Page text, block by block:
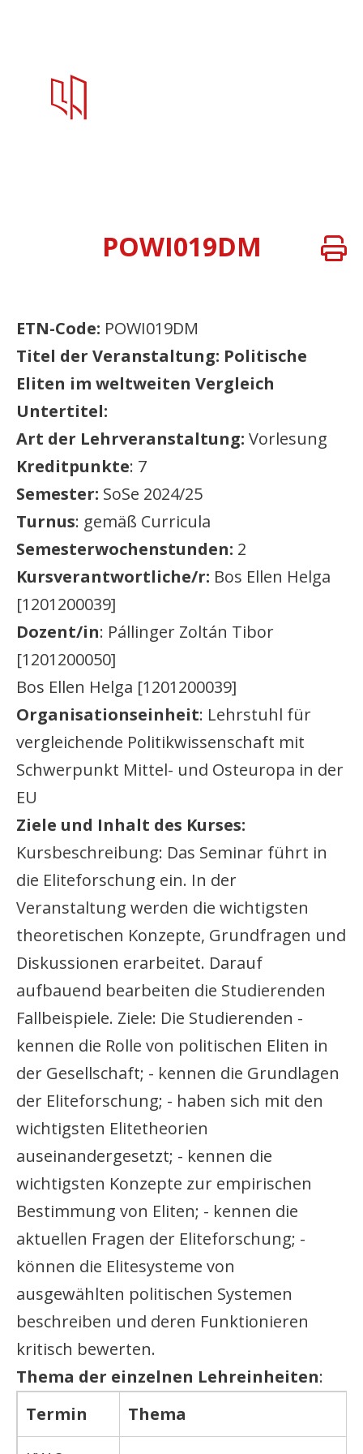
POWI019DM
ETN-Code: POWI019DM
Titel der Veranstaltung: Politische
Eliten im weltweiten Vergleich
Untertitel:
Art der Lehrveranstaltung: Vorlesung
Kreditpunkte: 7
Semester: SoSe 2024/25
Turnus: gemäß Curricula
Semesterwochenstunden: 2
Kursverantwortliche/r: Bos Ellen Helga
[1201200039]
Dozent/in: Pállinger Zoltán Tibor
[1201200050]
Bos Ellen Helga [1201200039]
Organisationseinheit: Lehrstuhl für
vergleichende Politikwissenschaft mit
Schwerpunkt Mittel- und Osteuropa in der
EU
Ziele und Inhalt des Kurses:
Kursbeschreibung: Das Seminar führt in
die Eliteforschung ein. In der
Veranstaltung werden die wichtigsten
theoretischen Konzepte, Grundfragen und
Diskussionen erarbeitet. Darauf
aufbauend bearbeiten die Studierenden
Fallbeispiele. Ziele: Die Studierenden -
kennen die Rolle von politischen Eliten in
der Gesellschaft; - kennen die Grundlagen
der Eliteforschung; - haben sich mit den
wichtigsten Elitetheorien
auseinandergesetzt; - kennen die
wichtigsten Konzepte zur empirischen
Bestimmung von Eliten; - kennen die
aktuellen Fragen der Eliteforschung; -
können die Elitesysteme von
ausgewählten politischen Systemen
beschreiben und deren Funktionieren
kritisch bewerten.
Thema der einzelnen Lehreinheiten:
Termin
Thema